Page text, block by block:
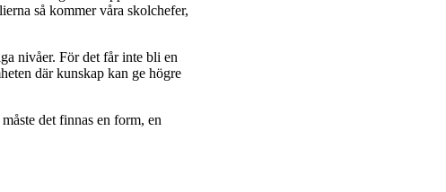
så kommer våra skolchefer,
nivåer. För det får inte bli en
där kunskap kan ge högre
det finnas en form, en